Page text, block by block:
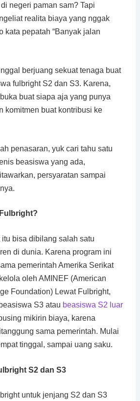
negeri paman sam? Tapi
realita biaya yang nggak
kata pepatah “Banyak jalan
berjuang sekuat tenaga buat
fulbright S2 dan S3. Karena,
buat siapa aja yang punya
komitmen buat kontribusi ke
penasaran, yuk cari tahu satu
beasiswa yang ada,
persyaratan sampai
bisa dibilang salah satu
di dunia. Karena program ini
pemerintah Amerika Serikat
oleh AMINEF (American
Foundation) Lewat Fulbright,
S3 atau beasiswa S2 luar
mikirin biaya, karena
sama pemerintah. Mulai
tinggal, sampai uang saku.
S2 dan S3
untuk jenjang S2 dan S3